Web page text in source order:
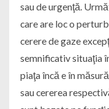
sau de urgenţă.
care are loc o
cerere de gaze
semnificativ situaţia
piaţa încă e în
sau cererea